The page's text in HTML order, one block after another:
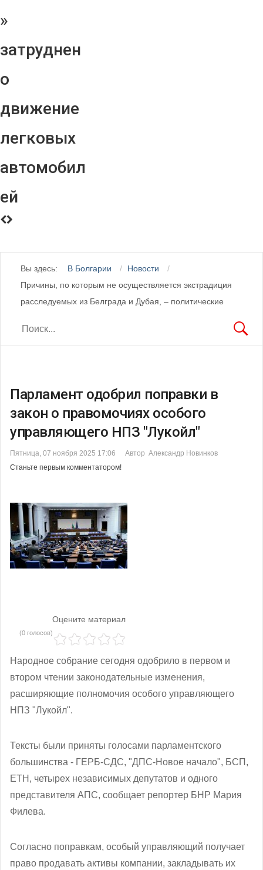
»
затруднен
о
движение
легковых
автомобил
ей
Вы здесь: В Болгарии
Новости
Причины, по которым не осуществляется экстрадиция
расследуемых из Белграда и Дубая, – политические
Парламент одобрил поправки в
закон о правомочиях особого
управляющего НПЗ "Лукойл"
Пятница, 07 ноября 2025 17:06
Автор Александр Новинков
Станьте первым комментатором!
Оцените материал
(0 голосов)
Народное собрание сегодня одобрило в первом и
втором чтении законодательные изменения,
расширяющие полномочия особого управляющего
НПЗ "Лукойл".
Тексты были приняты голосами парламентского
большинства - ГЕРБ-СДС, "ДПС-Новое начало", БСП,
ЕТН, четырех независимых депутатов и одного
представителя АПС, сообщает репортер БНР Мария
Филева.
Согласно поправкам, особый управляющий получает
право продавать активы компании, закладывать их